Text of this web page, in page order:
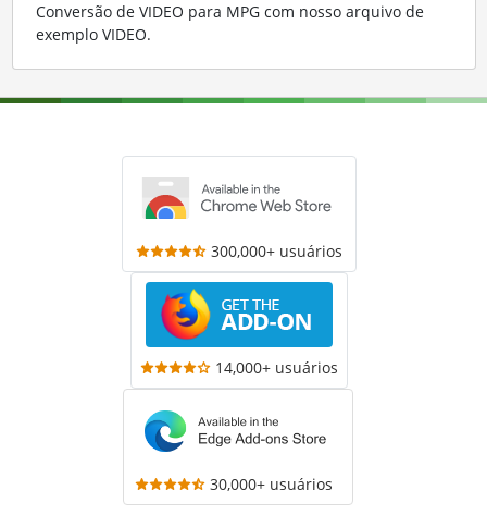
Conversão de VIDEO para MPG com nosso arquivo de
exemplo VIDEO.
300,000+ usuários
14,000+ usuários
30,000+ usuários